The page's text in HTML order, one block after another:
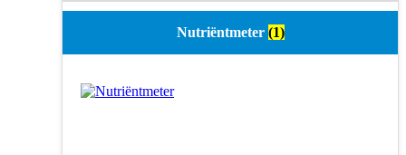
Nutriëntmeter (1)